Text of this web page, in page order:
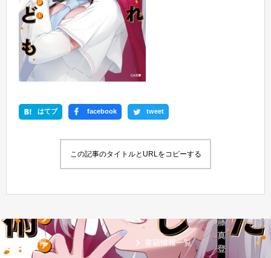
はてブ facebook tweet
この記事のタイトルとURLをコピーする
新刊情報 書籍情報一覧